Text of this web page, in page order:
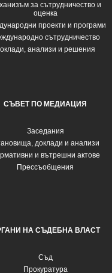
за сътрудничество и
оценка
проекти и програми
сътрудничество
анализи и решения
СЪВЕТ ПО МЕДИАЦИЯ
Заседания
доклади и анализи
и вътрешни актове
Прессъобщения
НА СЪДЕБНА ВЛАСТ
Съд
Прокуратура